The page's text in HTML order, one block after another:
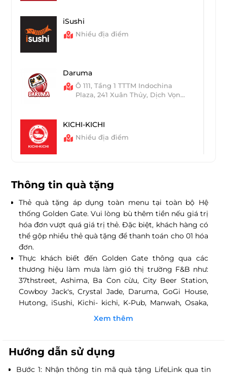
Thông tin quà tặng
Thẻ quà tặng áp dụng toàn menu tại toàn bộ Hệ
thống Golden Gate. Vui lòng bù thêm tiền nếu giá trị
hóa đơn vượt quá giá trị thẻ. Đặc biệt, khách hàng có
thể gộp nhiều thẻ quà tặng để thanh toán cho 01 hóa
đơn.
Thực khách biết đến Golden Gate thông qua các
thương hiệu làm mưa làm gió thị trường F&B như:
37thstreet, Ashima, Ba Con cừu, City Beer Station,
Cowboy Jack's, Crystal Jade, Daruma, GoGi House,
Hutong, iSushi, Kichi- kichi, K-Pub, Manwah, Osaka,
Shogun, Sumo BBQ, Vuvuzela...
Nam. Golden Gate hiện sở hữu 20 thương hiệu cùng
190 nhà hàng đa phong cách trên toàn quốc và vẫn
đang không ngừng mở rộng. Với sứ mệnh dẫn dắt
Xem thêm
iSushi
Nhiều địa điểm
Daruma
Ô 111, Tầng 1 TTTM Indochina
Plaza, 241 Xuân Thủy, Dịch Vọng
KICHI-KICHI
Nhiều địa điểm
Nhiều địa điểm
City Beer Station - Miền Bắc
Nhiều địa điểm
Cowboy Jack's - Miền Bắc
Nhiều địa điểm
Hướng dẫn sử dụng
Bước 1: Nhận thông tin mã quà tặng LifeLink qua tin